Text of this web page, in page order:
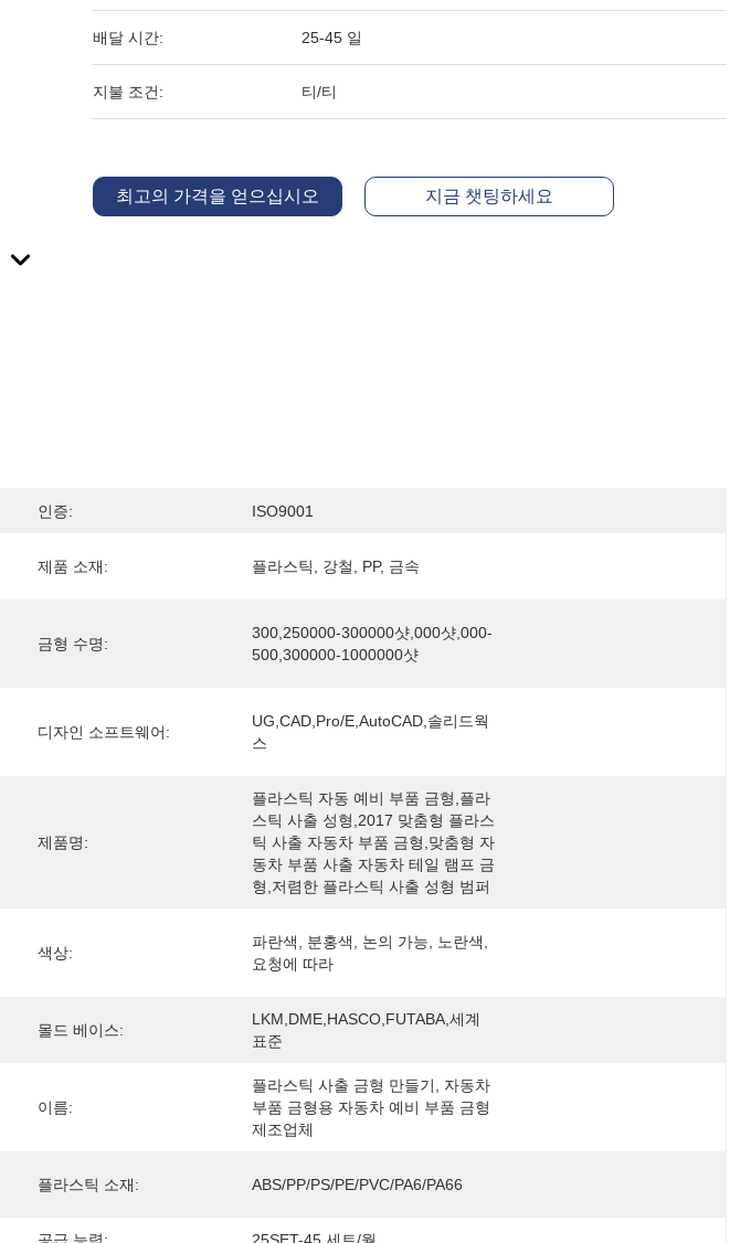
배달 시간: 25-45 일
지불 조건: 티/티
최고의 가격을 얻으십시오 지금 챗팅하세요
인증: ISO9001
제품 소재: 플라스틱, 강철, PP, 금속
금형 수명:
300,250000-300000샷,000샷,000-
500,300000-1000000샷
디자인 소프트웨어:
UG,CAD,Pro/E,AutoCAD,솔리드웍
스
제품명:
플라스틱 자동 예비 부품 금형,플라
스틱 사출 성형,2017 맞춤형 플라스
틱 사출 자동차 부품 금형,맞춤형 자
동차 부품 사출 자동차 테일 램프 금
형,저렴한 플라스틱 사출 성형 범퍼
색상:
파란색, 분홍색, 논의 가능, 노란색,
요청에 따라
몰드 베이스:
LKM,DME,HASCO,FUTABA,세계
표준
이름:
플라스틱 사출 금형 만들기, 자동차
부품 금형용 자동차 예비 부품 금형
제조업체
플라스틱 소재: ABS/PP/PS/PE/PVC/PA6/PA66